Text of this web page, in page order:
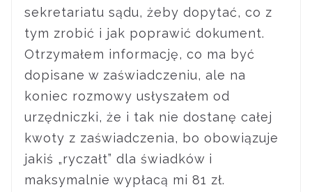
sekretariatu sądu, żeby dopytać, co z
tym zrobić i jak poprawić dokument.
Otrzymałem informację, co ma być
dopisane w zaświadczeniu, ale na
koniec rozmowy usłyszałem od
urzędniczki, że i tak nie dostanę całej
kwoty z zaświadczenia, bo obowiązuje
jakiś „ryczałt” dla świadków i
maksymalnie wypłacą mi 81 zł.